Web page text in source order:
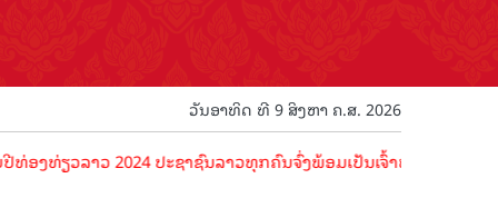
ວັນອາທິດ ທີ 9 ສິງຫາ ຄ.ສ. 2026
າວ 2024 ປະຊາຊົນລາວທຸກຄົນຈົ່ງພ້ອມເປັນເຈົ້າພາບທີ່ດີ ຕ້ອນຮັບນັກທ່